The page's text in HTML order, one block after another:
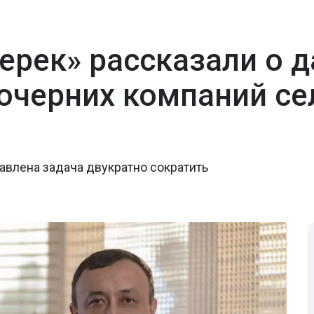
рассказали о
компаний
задача двукратно сократить